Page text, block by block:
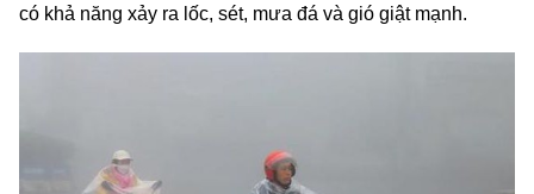
có khả năng xảy ra lốc, sét, mưa đá và gió giật mạnh.